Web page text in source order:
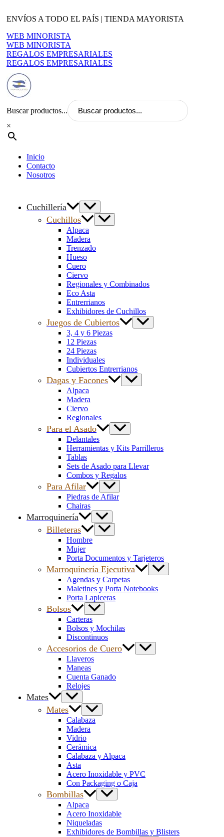
al
ENVÍOS A TODO EL PAÍS | TIENDA MAYORISTA
WEB MINORISTA
WEB MINORISTA
REGALOS EMPRESARIALES
REGALOS EMPRESARIALES
Buscar productos...
×
Inicio
Contacto
Nosotros
Cuchillería
Cuchillos
Alpaca
Madera
Trenzado
Hueso
Cuero
Ciervo
Regionales y Combinados
Eco Asta
Entrerrianos
Exhibidores de Cuchillos
Juegos de Cubiertos
3, 4 y 6 Piezas
12 Piezas
24 Piezas
Individuales
Cubiertos Entrerrianos
Dagas y Facones
Alpaca
Madera
Ciervo
Regionales
Para el Asado
Delantales
Herramientas y Kits Parrilleros
Tablas
Sets de Asado para Llevar
Combos y Regalos
Para Afilar
Piedras de Afilar
Chairas
Marroquinería
Billeteras
Hombre
Mujer
Porta Documentos y Tarjeteros
Marroquinería Ejecutiva
Agendas y Carpetas
Maletines y Porta Notebooks
Porta Lapiceras
Bolsos
Carteras
Bolsos y Mochilas
Discontinuos
Accesorios de Cuero
Llaveros
Maneas
Cuenta Ganado
Relojes
Mates
Mates
Calabaza
Madera
Vidrio
Cerámica
Calabaza y Alpaca
Asta
Acero Inoxidable y PVC
Con Packaging o Caja
Bombillas
Alpaca
Acero Inoxidable
Niqueladas
Exhibidores de Bombillas y Blisters